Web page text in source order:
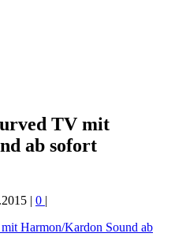
TV mit
ab sofort
| 0 |